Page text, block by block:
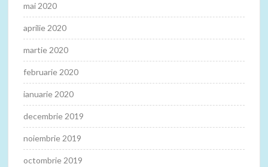
mai 2020
aprilie 2020
martie 2020
februarie 2020
ianuarie 2020
decembrie 2019
noiembrie 2019
octombrie 2019